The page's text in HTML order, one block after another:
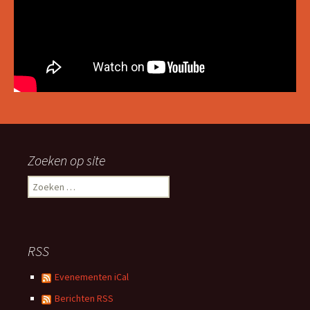
Zoeken op site
Zoeken
naar:
RSS
Evenementen iCal
Berichten RSS